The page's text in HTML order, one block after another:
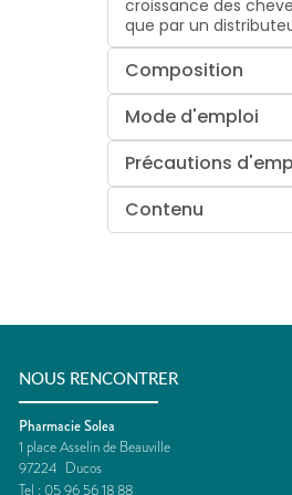
croissance des
que par un
Composition
Mode d'emploi
Précautions
Contenu
NOUS RENCONTRER
Pharmacie Solea
1 place Asselin de Beauville
97224 Ducos
Tel : 05 96 56 18 88